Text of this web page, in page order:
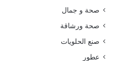
صحة و جمال
صحة ورشاقة
صنع الحلويات
عطور